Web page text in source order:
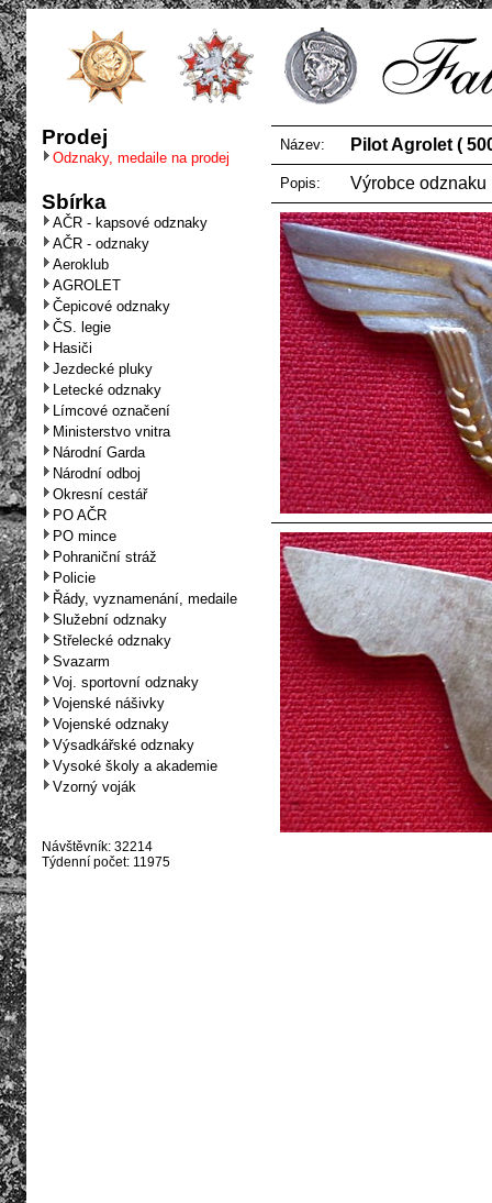
Prodej
Odznaky, medaile na prodej
Sbírka
AČR - kapsové odznaky
AČR - odznaky
Aeroklub
AGROLET
Čepicové odznaky
ČS. legie
Hasiči
Jezdecké pluky
Letecké odznaky
Límcové označení
Ministerstvo vnitra
Národní Garda
Národní odboj
Okresní cestář
PO AČR
PO mince
Pohraniční stráž
Policie
Řády, vyznamenání, medaile
Služební odznaky
Střelecké odznaky
Svazarm
Voj. sportovní odznaky
Vojenské nášivky
Vojenské odznaky
Výsadkářské odznaky
Vysoké školy a akademie
Vzorný voják
Návštěvník: 32214
Týdenní počet: 11975
Název: Pilot Agrolet (
Popis: Výrobce odznaku